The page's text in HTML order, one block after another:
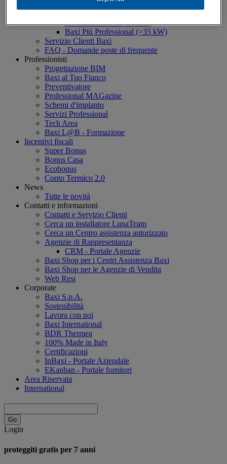
Estensione Garanzia
Baxi Più 10 Anni (≤35kW)
Baxi Più Professional (>35 kW)
Servizio Clienti Baxi
FAQ - Domande poste di frequente
Professionisti
Progettazione BIM
Baxi al Tuo Fianco
Preventivatore
Professional MAGazine
Schemi d'impianto
Servizi Professional
Tech Area
Baxi L@B - Formazione
Incentivi fiscali
Super Bonus
Bonus Casa
Ecobonus
Conto Termico 2.0
News
Tutte le novità
Contatti e informazioni
Contatti e Servizio Clienti
Cerca un installatore LunaTeam
Cerca un Centro assistenza autorizzato
Agenzie di Rappresentanza
CRM - Portale Agenzie
Baxi Shop per i Centri Assistenza Baxi
Baxi Shop per le Agenzie di Vendita
Web Resi
Corporate
Baxi S.p.A.
Sostenibilità
Lavora con noi
Baxi International
BDR Thermea
100% Made in Italy
Certificazioni
InBaxi - Portale Aziendale
EKanban - Portale fornitori
Area Riservata
International
Login
proteggiti gratis per 7 anni